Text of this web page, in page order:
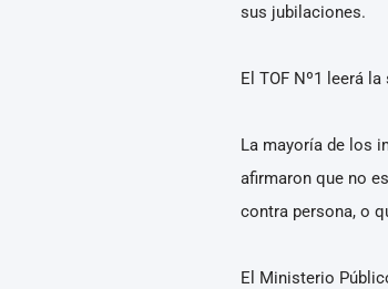
sus jubilaciones.
El TOF Nº1 leerá
La mayoría de los
afirmaron que no
contra persona, o
El Ministerio